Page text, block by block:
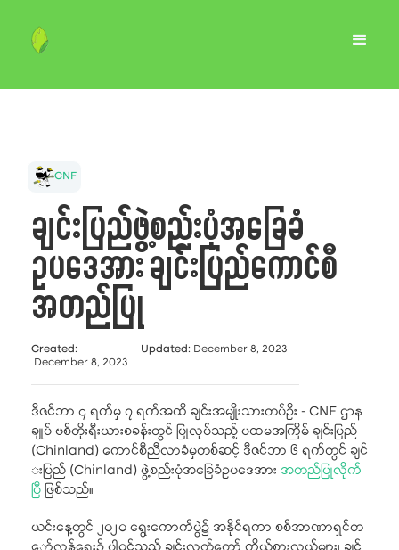
CNF
ချင်းပြည်ဖွဲ့စည်းပုံအခြေခံ
ဥပဒေအား ချင်းပြည်ကောင်စီ
အတည်ပြု
Created:
December 8, 2023
Updated: December 8, 2023
ဒီဇင်ဘာ ၄ ရက်မှ ၇ ရက်အထိ ချင်းအမျိုးသားတပ်ဦး - CNF ဌာန
ချုပ် ဗစ်တိုးရီးယားစခန်းတွင် ပြုလုပ်သည့် ပထမအကြိမ် ချင်းပြည်
(Chinland) ကောင်စီညီလာခံမှတစ်ဆင့် ဒီဇင်ဘာ ၆ ရက်တွင် ချင်
းပြည် (Chinland) ဖွဲ့စည်းပုံအခြေခံဥပဒေအား အတည်ပြုလိုက်
ပြီ ဖြစ်သည်။
ယင်းနေ့တွင် ၂၀၂၀ ရွေးကောက်ပွဲ၌ အနိုင်ရကာ စစ်အာဏာရှင်တ